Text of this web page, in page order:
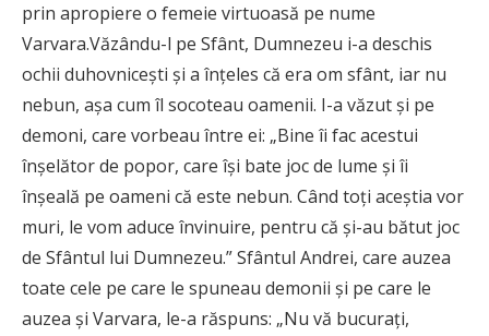
prin apropiere o femeie virtuoasă pe nume
Varvara.Văzându-l pe Sfânt, Dumnezeu i-a deschis
ochii duhovnicești și a înțeles că era om sfânt, iar nu
nebun, așa cum îl socoteau oamenii. I-a văzut și pe
demoni, care vorbeau între ei: „Bine îi fac acestui
înșelător de popor, care își bate joc de lume și îi
înșeală pe oameni că este nebun. Când toți aceștia vor
muri, le vom aduce învinuire, pentru că și-au bătut joc
de Sfântul lui Dumnezeu.” Sfântul Andrei, care auzea
toate cele pe care le spuneau demonii și pe care le
auzea și Varvara, le-a răspuns: „Nu vă bucurați,